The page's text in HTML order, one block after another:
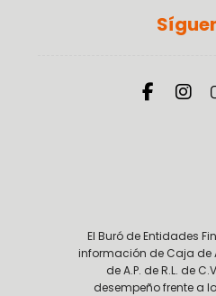
El Buró de Entidades
información de Caja de
de A.P. de R.L. de
desempeño frente a